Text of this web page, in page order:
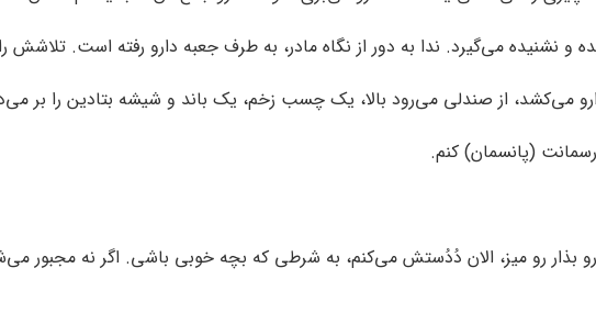
نشنیده می‌گیرد. ندا به دور از نگاه مادر، به طرف جعبه دارو رفته است.
می‌کشد، از صندلی می‌رود بالا، یک چسب زخم، یک باند و شیشه بتادین را بر
(پانسمان) کنم.
بذار رو میز، الان دُدُستش می‌کنم، به شرطی که بچه خوبی باشی. اگر نه مجبور